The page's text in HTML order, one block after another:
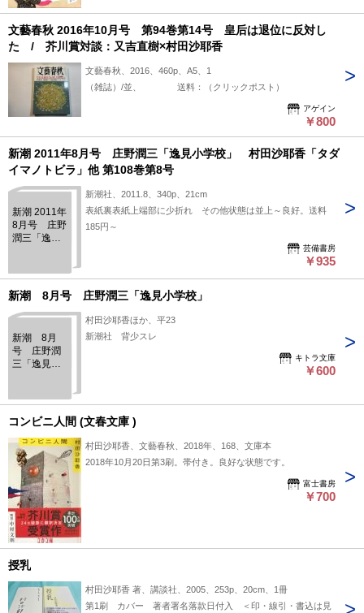
文藝春秋 2016年10月号 第94巻第14号 皇后は退位に反対し
た / 芥川賞対談：又吉直樹×村田沙耶香
文藝春秋、2016、460p、A5、1
（雑誌）/並、 送料：（クリックポスト）
アゲイン
￥800
新潮 2011年8月号 庄野潤三「逸見小学校」 村田沙耶香「タダ
イマノトビラ」他 第108巻第8号
新潮 2011年
8月号 庄野
潤三「逸見
「タダイマ
ノトビラ」
他 第108巻
第8号
新潮社、2011.8、340p、21cm
表紙裏表紙上端部に少折れ その他状態は並上～良好。送料
185円～
芸備書房
￥935
新潮 8月号 庄野潤三「逸見小学校」
新潮 8月
号 庄野潤
三「逸見小
村田沙耶香ほか、平23
新潮社 背少スレ
キトラ文庫
￥600
コンビニ人間 (文春文庫 )
村田沙耶香、文藝春秋、2018年、168、文庫本
2018年10月20日第3刷。帯付き。良好な状態です。
富士書房
￥700
授乳
村田沙耶香 著、講談社、2005、253p、20cm、1冊
第1刷 カバー 著者署名落款日付入 ＜印・線引・書込は見